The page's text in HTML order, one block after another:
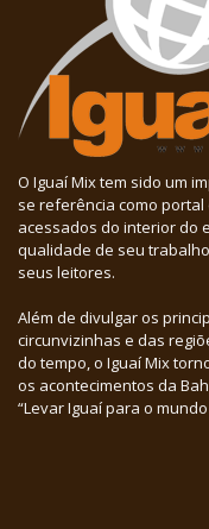
O Iguaí Mix tem sido um
se referência como portal
acessados do interior do
qualidade de seu
seus leitores.
Além de divulgar os
circunvizinhas e das
do tempo, o Iguaí Mix
os acontecimentos da
“Levar Iguaí para o